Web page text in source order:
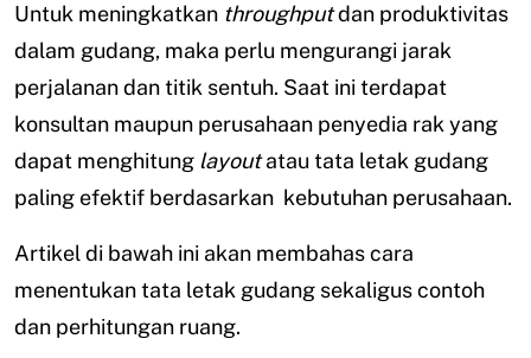
Untuk meningkatkan throughputdan produktivitas
dalam gudang, maka perlu mengurangi jarak
perjalanan dan titik sentuh. Saat ini terdapat
konsultan maupun perusahaan penyedia rak yang
dapat menghitung layoutatau tata letak gudang
paling efektif berdasarkan kebutuhan perusahaan.
Artikel di bawah ini akan membahas cara
menentukan tata letak gudang sekaligus contoh
dan perhitungan ruang.